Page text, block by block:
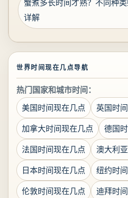
蟹煮多长时间才熟？不同种
详解
世界时间现在几点导航
热门国家和城市时间：
美国时间现在几点
英国时
加拿大时间现在几点
德国
法国时间现在几点
澳大利
日本时间现在几点
纽约时
伦敦时间现在几点
迪拜时